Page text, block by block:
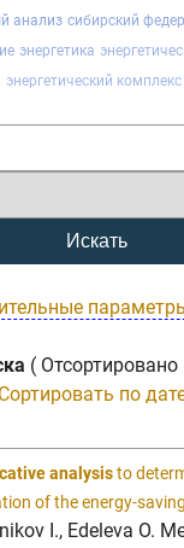
анализ сибирский
энергетика
энергетический комплекс
( Отсортировано
Сортировать по
analysisto
of the energy-
I., Edeleva O.